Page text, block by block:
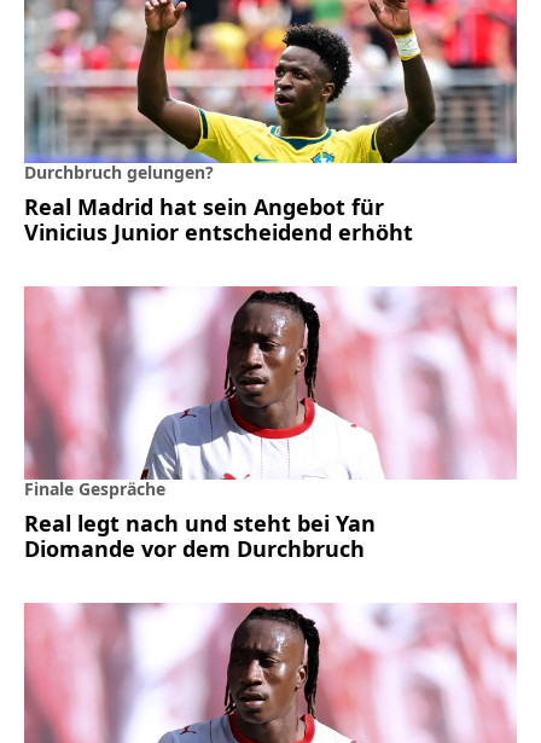
Durchbruch gelungen?
Real Madrid hat sein Angebot für
Vinicius Junior entscheidend erhöht
Finale Gespräche
Real legt nach und steht bei Yan
Diomande vor dem Durchbruch